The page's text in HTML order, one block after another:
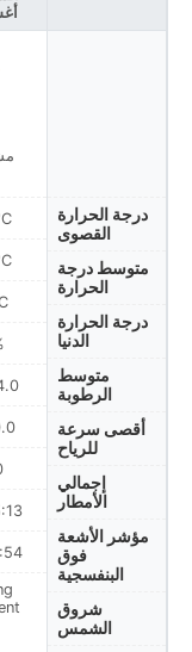
درجة الحرارة
القصوى
متوسط درجة
الحرارة
درجة الحرارة
الدنيا
متوسط
الرطوبة
أقصى سرعة
للرياح
إجمالي
الأمطار
مؤشر الأشعة
فوق
البنفسجية
شروق
الشمس
kph
mm
AM
PM